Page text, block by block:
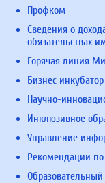
Профком
Сведения о
обязательствах
Горячая линия
Бизнес инкубатор
Научно-
Инклюзивное
Управление
Рекомендации